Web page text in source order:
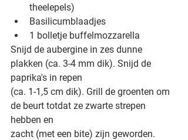
theelepels)
Basilicumblaadjes
1 bolletje buffelmozzarella
Snijd de aubergine in zes dunne
plakken (ca. 3-4 mm dik). Snijd de
paprika's in repen
(ca. 1-1,5 cm dik). Grill de groenten om
de beurt totdat ze zwarte strepen
hebben en
zacht (met een bite) zijn geworden.